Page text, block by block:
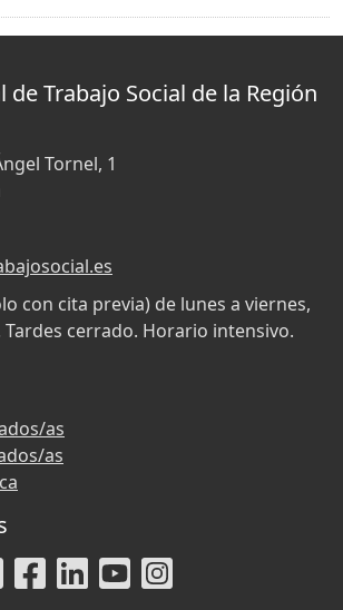
de Trabajo Social de la Región
Tornel, 1
con cita previa) de lunes a viernes,
Tardes cerrado. Horario intensivo.
as
as